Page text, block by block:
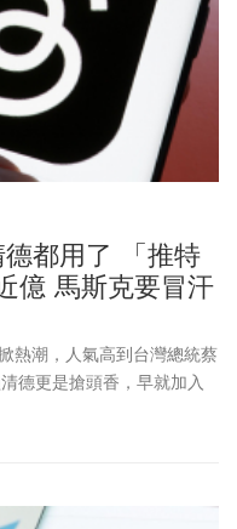
都用了 「推特
億 馬斯克要冒汗
熱潮，人氣高到台灣總統蔡
德更是搶頭香，早就加入
是否能夠維持熱度，